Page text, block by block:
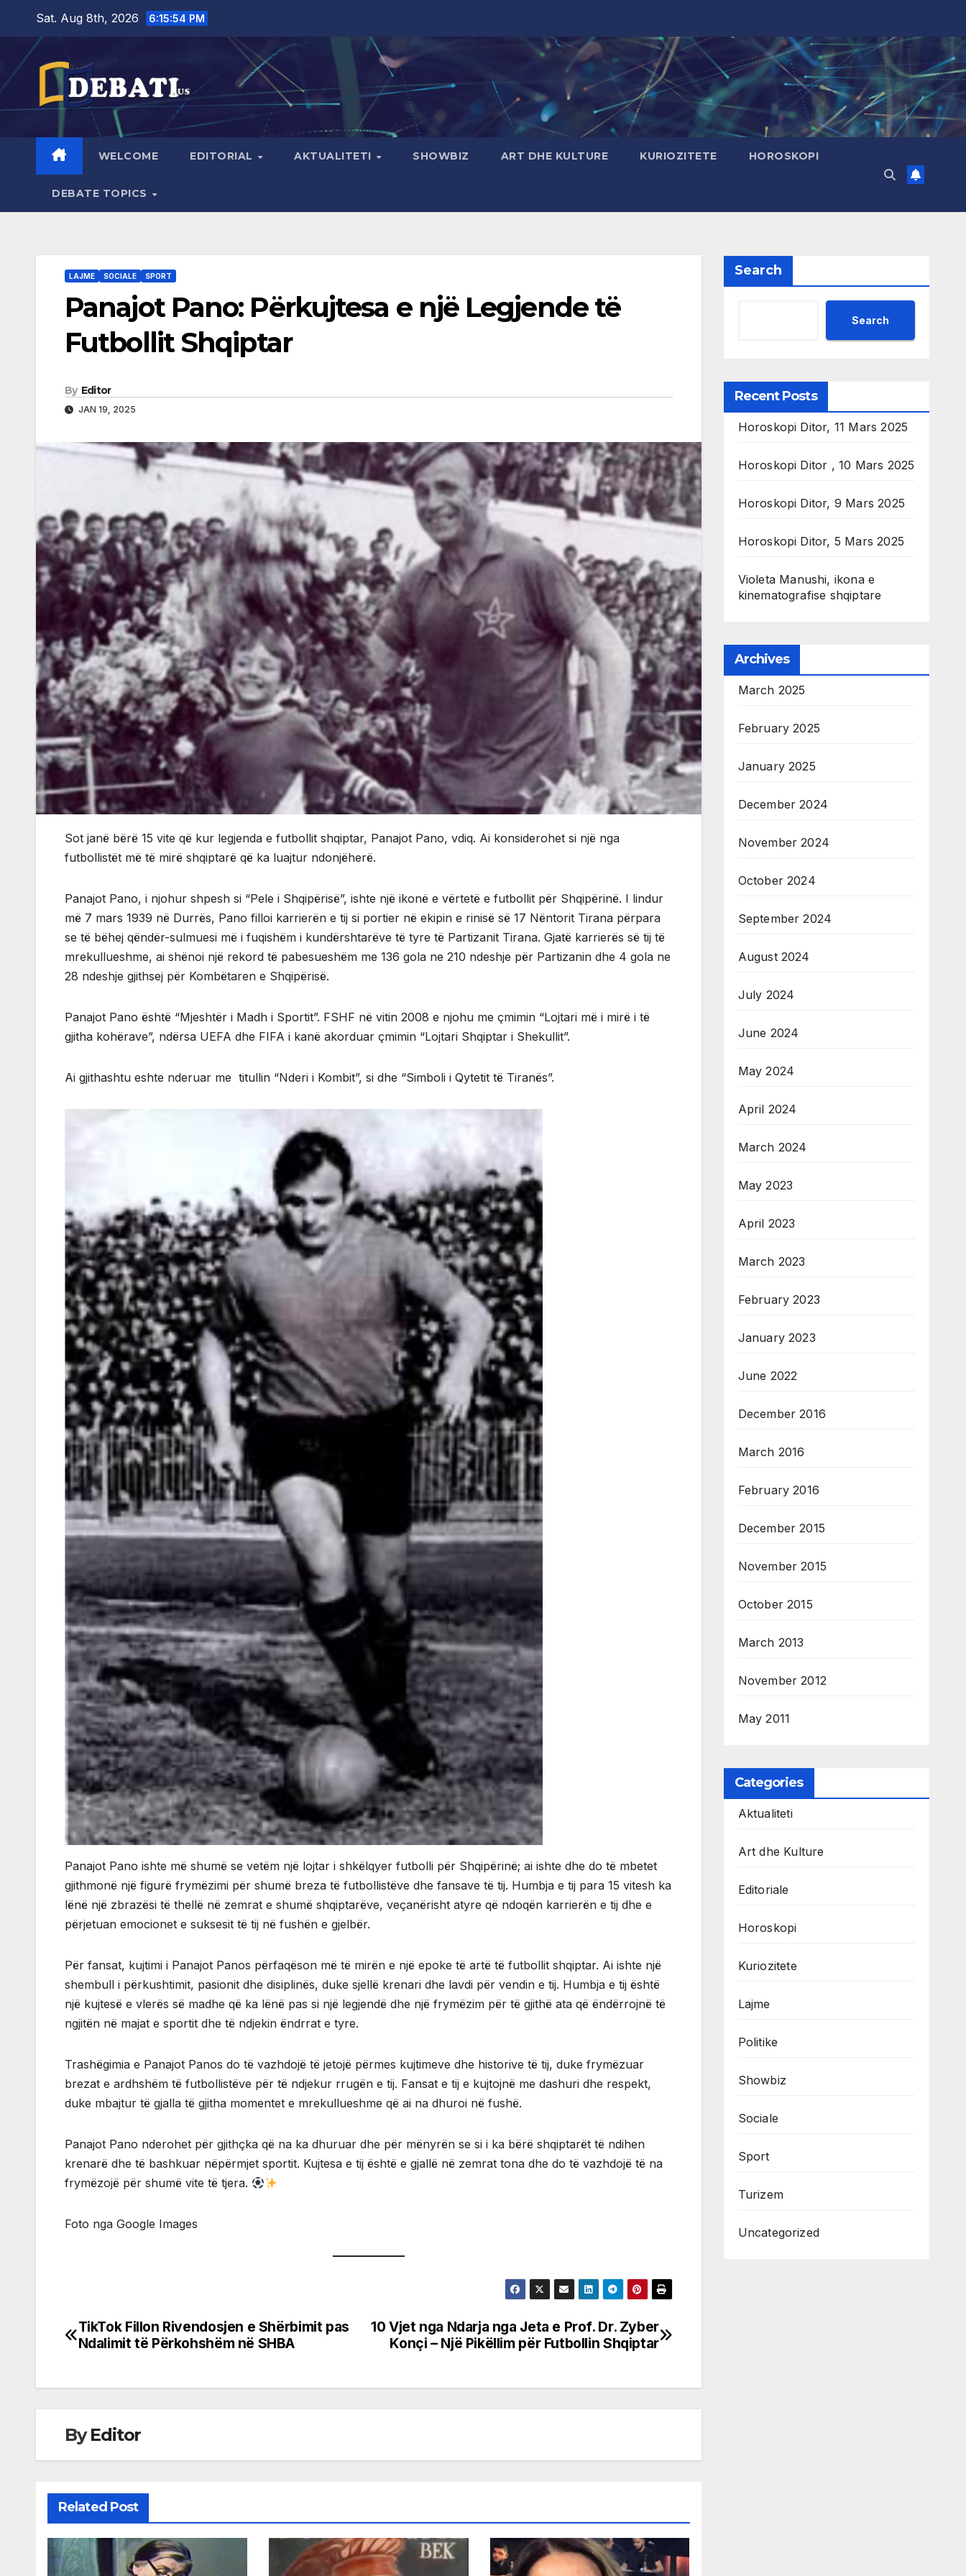
content
Sat. Aug 8th, 2026 6:15:55 PM
WELCOME EDITORIAL AKTUALITETI SHOWBIZ ART DHE KULTURE KURIOZITETE HOROSKOPI
DEBATE TOPICS
LAJME SOCIALE SPORT
Panajot Pano: Përkujtesa e një Legjende të
Futbollit Shqiptar
By Editor
JAN 19, 2025
Sot janë bërë 15 vite që kur legjenda e futbollit shqiptar, Panajot Pano, vdiq. Ai konsiderohet si një nga
futbollistët më të mirë shqiptarë që ka luajtur ndonjëherë.
Panajot Pano, i njohur shpesh si “Pele i Shqipërisë”, ishte një ikonë e vërtetë e futbollit për Shqipërinë. I lindur
më 7 mars 1939 në Durrës, Pano filloi karrierën e tij si portier në ekipin e rinisë së 17 Nëntorit Tirana përpara
se të bëhej qëndër-sulmuesi më i fuqishëm i kundërshtarëve të tyre të Partizanit Tirana. Gjatë karrierës së tij të
mrekullueshme, ai shënoi një rekord të pabesueshëm me 136 gola ne 210 ndeshje për Partizanin dhe 4 gola ne
28 ndeshje gjithsej për Kombëtaren e Shqipërisë.
Panajot Pano është “Mjeshtër i Madh i Sportit”. FSHF në vitin 2008 e njohu me çmimin “Lojtari më i mirë i të
gjitha kohërave”, ndërsa UEFA dhe FIFA i kanë akorduar çmimin “Lojtari Shqiptar i Shekullit”.
Ai gjithashtu eshte nderuar me titullin “Nderi i Kombit”, si dhe “Simboli i Qytetit të Tiranës”.
Panajot Pano ishte më shumë se vetëm një lojtar i shkëlqyer futbolli për Shqipërinë; ai ishte dhe do të mbetet
gjithmonë një figurë frymëzimi për shumë breza të futbollistëve dhe fansave të tij. Humbja e tij para 15 vitesh ka
lënë një zbrazësi të thellë në zemrat e shumë shqiptarëve, veçanërisht atyre që ndoqën karrierën e tij dhe e
përjetuan emocionet e suksesit të tij në fushën e gjelbër.
Për fansat, kujtimi i Panajot Panos përfaqëson më të mirën e një epoke të artë të futbollit shqiptar. Ai ishte një
shembull i përkushtimit, pasionit dhe disiplinës, duke sjellë krenari dhe lavdi për vendin e tij. Humbja e tij është
një kujtesë e vlerës së madhe që ka lënë pas si një legjendë dhe një frymëzim për të gjithë ata që ëndërrojnë të
ngjitën në majat e sportit dhe të ndjekin ëndrrat e tyre.
Trashëgimia e Panajot Panos do të vazhdojë të jetojë përmes kujtimeve dhe historive të tij, duke frymëzuar
brezat e ardhshëm të futbollistëve për të ndjekur rrugën e tij. Fansat e tij e kujtojnë me dashuri dhe respekt,
duke mbajtur të gjalla të gjitha momentet e mrekullueshme që ai na dhuroi në fushë.
Panajot Pano nderohet për gjithçka që na ka dhuruar dhe për mënyrën se si i ka bërë shqiptarët të ndihen
krenarë dhe të bashkuar nëpërmjet sportit. Kujtesa e tij është e gjallë në zemrat tona dhe do të vazhdojë të na
frymëzojë për shumë vite të tjera.
Foto nga Google Images
Post
10 Vjet nga Ndarja nga Jeta e Prof. Dr. Zyber
Konçi – Një Pikëllim për Futbollin Shqiptar
TikTok Fillon Rivendosjen e Shërbimit pas
Ndalimit të Përkohshëm në SHBA
ByEditor
Related Post
Search
Search
Recent Posts
Horoskopi Ditor, 11 Mars 2025
Horoskopi Ditor , 10 Mars 2025
Horoskopi Ditor, 9 Mars 2025
Horoskopi Ditor, 5 Mars 2025
Violeta Manushi, ikona e
kinematografise shqiptare
Archives
March 2025
February 2025
January 2025
December 2024
November 2024
October 2024
September 2024
August 2024
July 2024
June 2024
May 2024
April 2024
March 2024
May 2023
April 2023
March 2023
February 2023
January 2023
June 2022
December 2016
March 2016
February 2016
December 2015
November 2015
October 2015
March 2013
November 2012
May 2011
Categories
Aktualiteti
Art dhe Kulture
Editoriale
Horoskopi
Kuriozitete
Lajme
Politike
Showbiz
Sociale
Sport
Turizem
Uncategorized